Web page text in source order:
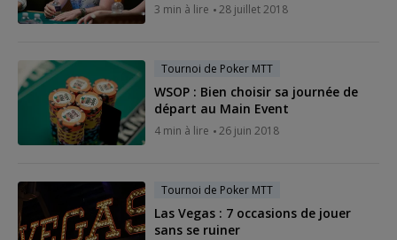
3 min à lire 28 juillet 2018
Tournoi de Poker MTT
WSOP : Bien choisir sa journée de
départ au Main Event
4 min à lire 26 juin 2018
Tournoi de Poker MTT
Las Vegas : 7 occasions de jouer
sans se ruiner